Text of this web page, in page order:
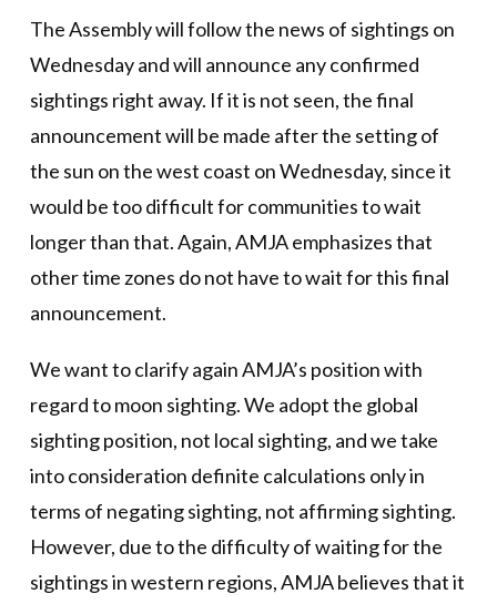
The Assembly will follow the news of sightings on
Wednesday and will announce any confirmed
sightings right away. If it is not seen, the final
announcement will be made after the setting of
the sun on the west coast on Wednesday, since it
would be too difficult for communities to wait
longer than that. Again, AMJA emphasizes that
other time zones do not have to wait for this final
announcement.
We want to clarify again AMJA’s position with
regard to moon sighting. We adopt the global
sighting position, not local sighting, and we take
into consideration definite calculations only in
terms of negating sighting, not affirming sighting.
However, due to the difficulty of waiting for the
sightings in western regions, AMJA believes that it